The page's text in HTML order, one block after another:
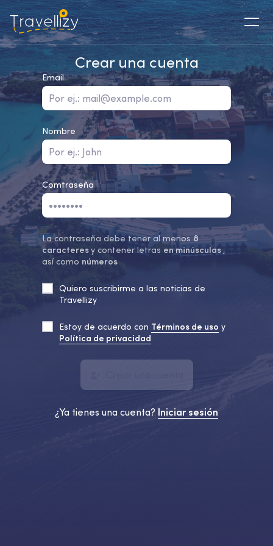
Crear una cuenta
Email
Nombre
Comtraseña
La contraseña debe tener al menos8
caracteresy contener letras en minúsculas ,
así como números
Quiero suscribirme a las noticias de
Travellizy
Estoy de acuerdo con Términos de uso y
Política de privacidad
¿Ya tienes una cuenta? Iniciar sesión